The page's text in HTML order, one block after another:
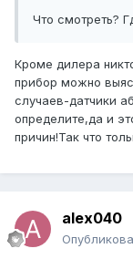
Что смотреть?
Кроме дилера
прибор можно
случаев-датчики
определите,да и
причин!Так что
alex040